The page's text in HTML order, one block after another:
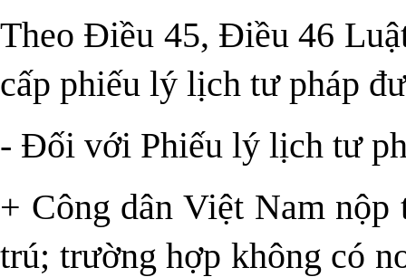
Theo Điều 45, Điều 46
cấp phiếu lý lịch tư pháp
- Đối với Phiếu lý lịch tư
+ Công dân Việt Nam
trú; trường hợp không có